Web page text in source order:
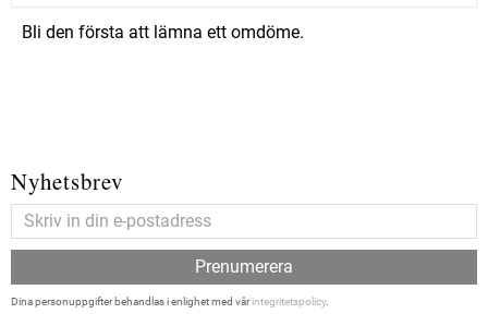
Bli den första att lämna ett omdöme.
Nyhetsbrev
Prenumerera
Dina personuppgifter behandlas i enlighet med vårintegritetspolicy.